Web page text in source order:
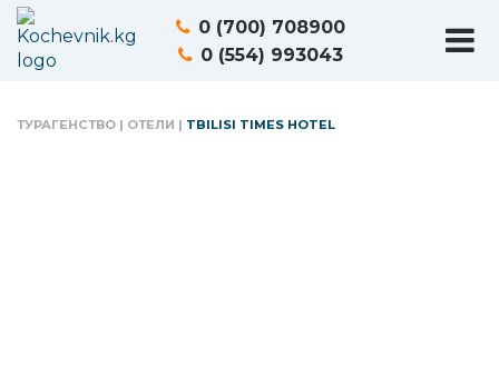
0 (700) 708900
0 (554) 993043
ТУРАГЕНСТВО | ОТЕЛИ | TBILISI TIMES HOTEL